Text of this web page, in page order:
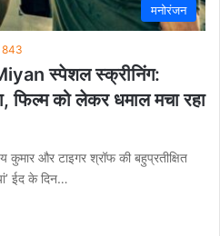
मनोरंजन
843
स्पेशल स्क्रीनिंग:
फिल्म को लेकर धमाल मचा रहा
और टाइगर श्रॉफ की बहुप्रतीक्षित
ईद के दिन…